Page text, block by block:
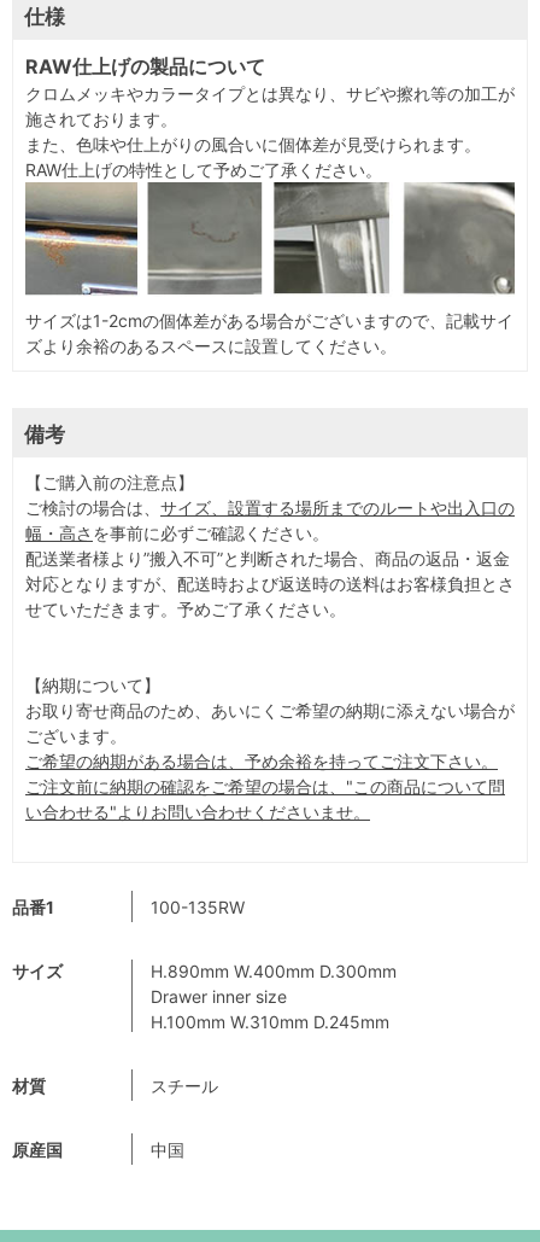
品番1 100-135RW
サイズ
H.890mm W.400mm D.300mm
Drawer inner size
H.100mm W.310mm D.245mm
材質 スチール
原産国 中国
仕様
RAW仕上げの製品について
クロムメッキやカラータイプとは異なり、サビや擦れ等の加工が
施されております。
また、色味や仕上がりの風合いに個体差が見受けられます。
RAW仕上げの特性として予めご了承ください。
サイズは1-2cmの個体差がある場合がございますので、記載サイ
ズより余裕のあるスペースに設置してください。
備考
【ご購入前の注意点】
ご検討の場合は、 サイズ、設置する場所までのルートや出入口の
幅・高さ を事前に必ずご確認ください。
配送業者様より”搬入不可”と判断された場合、商品の返品・返金
対応となりますが、配送時および返送時の送料はお客様負担とさ
せていただきます。予めご了承ください。
【納期について】
お取り寄せ商品のため、あいにくご希望の納期に添えない場合が
ございます。
ご希望の納期がある場合は、予め余裕を持ってご注文下さい。
ご注文前に納期の確認をご希望の場合は、"この商品について問
い合わせる"よりお問い合わせくださいませ。